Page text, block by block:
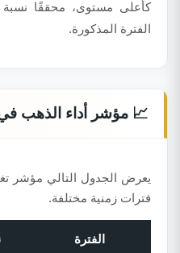
كأعلى مستوى، محققًا نسبة
الفترة المذكورة.
📈 مؤشر أداء الذهب
يعرض الجدول التالي مؤشر
فترات زمنية مختلفة.
الفترة